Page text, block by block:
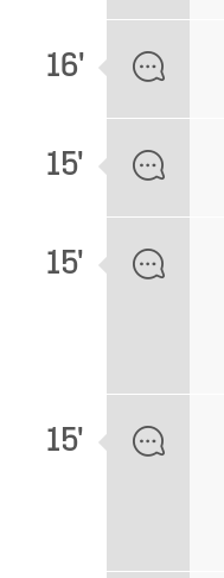
16'
15'
15'
15'